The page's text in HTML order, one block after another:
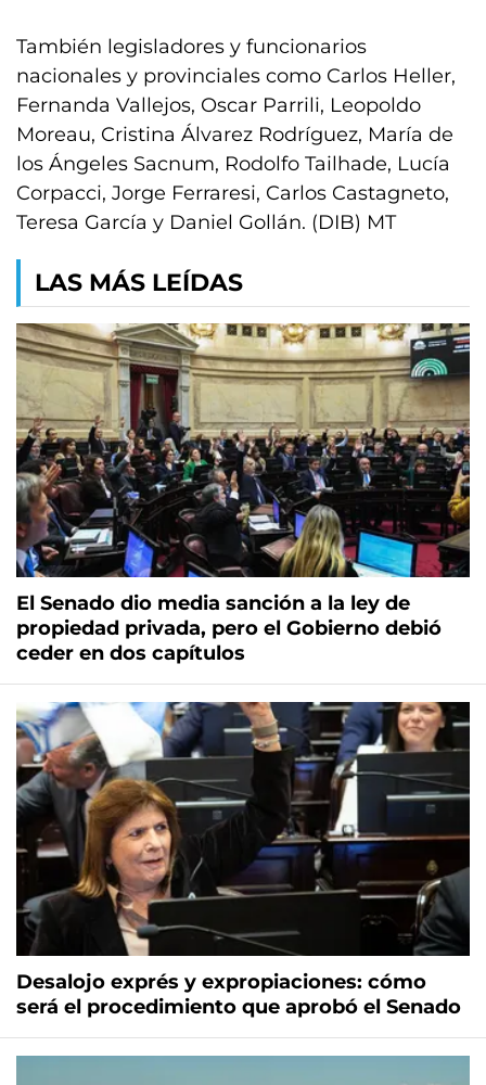
También legisladores y funcionarios
nacionales y provinciales como Carlos Heller,
Fernanda Vallejos, Oscar Parrili, Leopoldo
Moreau, Cristina Álvarez Rodríguez, María de
los Ángeles Sacnum, Rodolfo Tailhade, Lucía
Corpacci, Jorge Ferraresi, Carlos Castagneto,
Teresa García y Daniel Gollán. (DIB) MT
LAS MÁS LEÍDAS
El Senado dio media sanción a la ley de
propiedad privada, pero el Gobierno debió
ceder en dos capítulos
Desalojo exprés y expropiaciones: cómo
será el procedimiento que aprobó el Senado